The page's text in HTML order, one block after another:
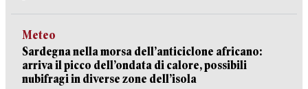
Meteo
Sardegna nella morsa dell’anticiclone africano:
arriva il picco dell’ondata di calore, possibili
nubifragi in diverse zone dell’isola